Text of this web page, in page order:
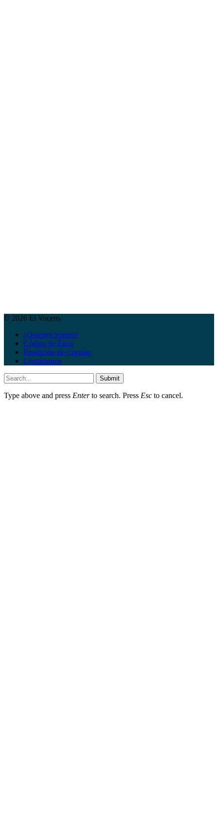
© 2026 El Vocero.
¿Quiénes Somos?
Código de Ética
Rendición de Cuentas
Contáctanos
Submit
Type above and press Enterto search. Press Esc to cancel.